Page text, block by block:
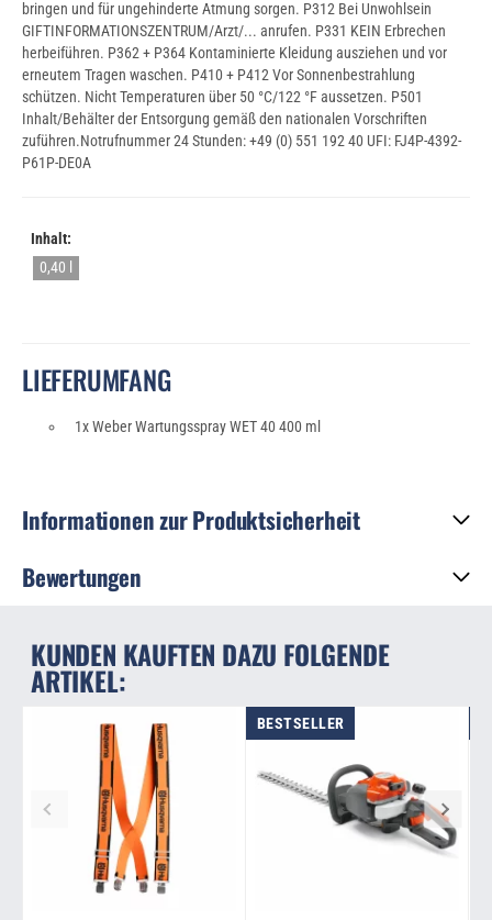
bringen und für ungehinderte Atmung sorgen. P312 Bei Unwohlsein
GIFTINFORMATIONSZENTRUM/Arzt/... anrufen. P331 KEIN Erbrechen
herbeiführen. P362 + P364 Kontaminierte Kleidung ausziehen und vor
erneutem Tragen waschen. P410 + P412 Vor Sonnenbestrahlung
schützen. Nicht Temperaturen über 50 °C/122 °F aussetzen. P501
Inhalt/Behälter der Entsorgung gemäß den nationalen Vorschriften
zuführen.Notrufnummer 24 Stunden: +49 (0) 551 192 40 UFI: FJ4P-4392-
P61P-DE0A
Inhalt:
0,40 l
LIEFERUMFANG
1x Weber Wartungsspray WET 40 400 ml
Informationen zur Produktsicherheit
Bewertungen
KUNDEN KAUFTEN DAZU FOLGENDE
ARTIKEL:
BESTSELLER